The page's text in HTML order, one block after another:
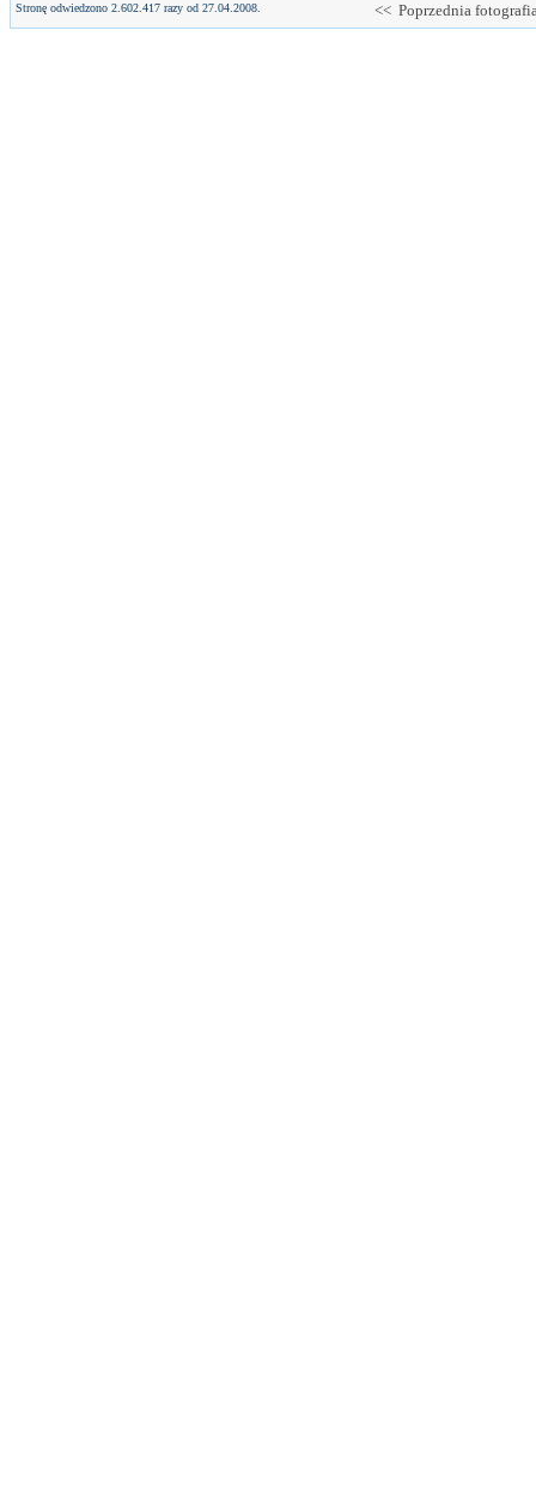
Stronę odwiedzono 2.602.417 razy od 27.04.2008. << Poprzednia